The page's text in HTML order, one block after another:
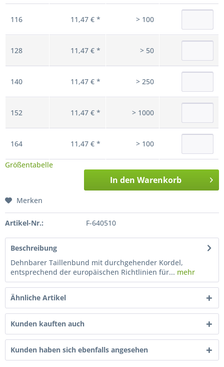
116 11,47 € * > 100
128 11,47 € * > 50
140 11,47 € * > 250
152 11,47 € * > 1000
164 11,47 € * > 100
Größentabelle
In den Warenkorb
Merken
Artikel-Nr.: F-640510
Beschreibung
Dehnbarer Taillenbund mit durchgehender Kordel,
entsprechend der europäischen Richtlinien für... mehr
Ähnliche Artikel
Kunden kauften auch
Kunden haben sich ebenfalls angesehen